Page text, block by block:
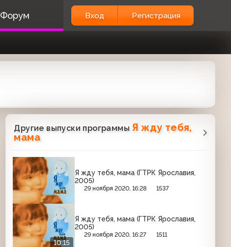
Форум Вход Регистрация
Другие выпуски программы Я жду тебя,
мама
Я жду тебя, мама (ГТРК Ярославия,
2005)
29 ноября 2020, 16:28 1537
10:15
Я жду тебя, мама (ГТРК Ярославия,
2005)
29 ноября 2020, 16:27 1511